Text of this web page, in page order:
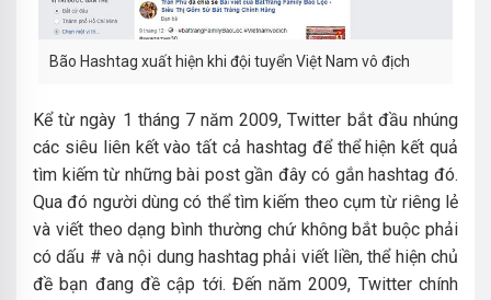
Bão Hashtag xuất hiện khi đội tuyển Việt Nam vô địch
Kể từ ngày 1 tháng 7 năm 2009, Twitter bắt đầu nhúng
các siêu liên kết vào tất cả hashtag để thể hiện kết quả
tìm kiếm từ những bài post gần đây có gắn hashtag đó.
Qua đó người dùng có thể tìm kiếm theo cụm từ riêng lẻ
và viết theo dạng bình thường chứ không bắt buộc phải
có dấu # và nội dung hashtag phải viết liền, thể hiện chủ
đề bạn đang đề cập tới. Đến năm 2009, Twitter chính